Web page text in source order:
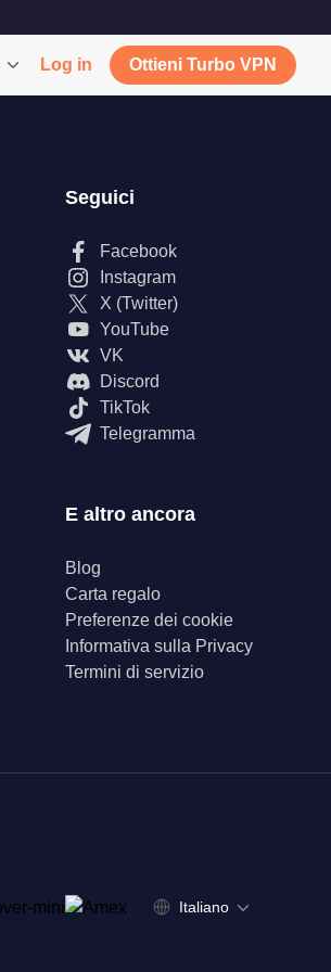
Log in Ottieni Turbo VPN
Seguici
Facebook
Instagram
X (Twitter)
YouTube
VK
Discord
TikTok
Telegramma
E altro ancora
Blog
Carta regalo
Preferenze dei cookie
Informativa sulla Privacy
Termini di servizio
Italiano